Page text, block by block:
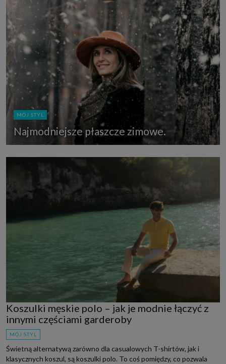
MÓJ STYL
Najmodniejsze płaszcze zimowe.
Koszulki męskie polo – jak je modnie łączyć z
innymi częściami garderoby
MÓJ STYL
Świetną alternatywą zarówno dla casualowych T-shirtów, jak i
klasycznych koszul, są koszulki polo. To coś pomiędzy, co pozwala